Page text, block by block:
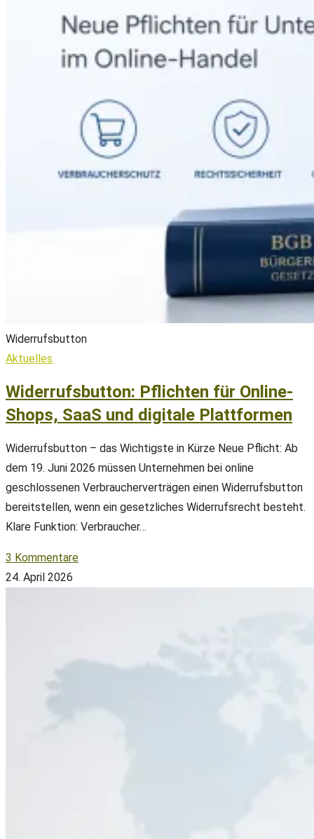
Widerrufsbutton
Aktuelles
Widerrufsbutton: Pflichten für Online-
Shops, SaaS und digitale Plattformen
Widerrufsbutton – das Wichtigste in Kürze Neue Pflicht: Ab
dem 19. Juni 2026 müssen Unternehmen bei online
geschlossenen Verbraucherverträgen einen Widerrufsbutton
bereitstellen, wenn ein gesetzliches Widerrufsrecht besteht.
Klare Funktion: Verbraucher…
3 Kommentare
24. April 2026